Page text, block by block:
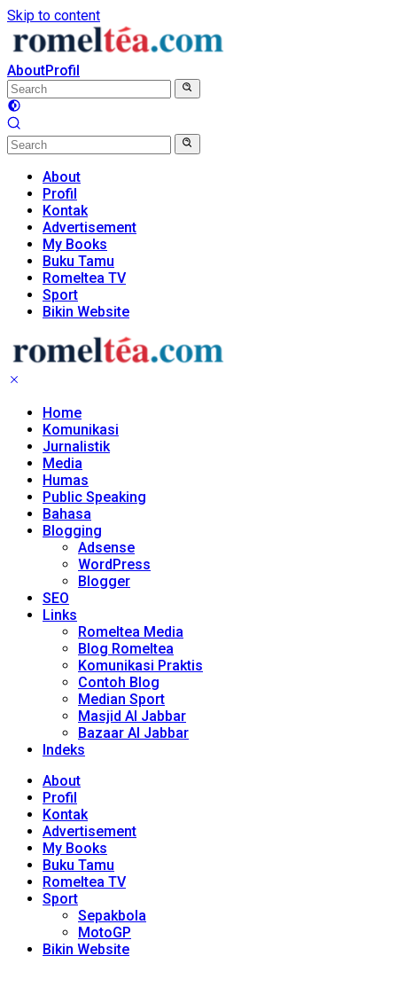
Skip to content
AboutProfil
About
Profil
Kontak
Advertisement
My Books
Buku Tamu
Romeltea TV
Sport
Bikin Website
Home
Komunikasi
Jurnalistik
Media
Humas
Public Speaking
Bahasa
Blogging
Adsense
WordPress
Blogger
SEO
Links
Romeltea Media
Blog Romeltea
Komunikasi Praktis
Contoh Blog
Median Sport
Masjid Al Jabbar
Bazaar Al Jabbar
Indeks
About
Profil
Kontak
Advertisement
My Books
Buku Tamu
Romeltea TV
Sport
Sepakbola
MotoGP
Bikin Website